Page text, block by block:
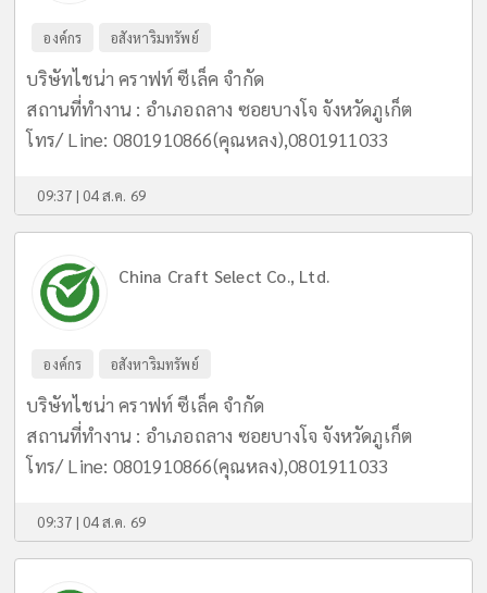
องค์กร อสังหาริมทรัพย์
บริษัทไชน่า คราฟท์ ซีเล็ค จำกัด
สถานที่ทำงาน : อำเภอถลาง ซอยบางโจ จังหวัดภูเก็ต
โทร/ Line: 0801910866(คุณหลง),0801911033
09:37 | 04 ส.ค. 69
China Craft Select Co., Ltd.
องค์กร อสังหาริมทรัพย์
บริษัทไชน่า คราฟท์ ซีเล็ค จำกัด
สถานที่ทำงาน : อำเภอถลาง ซอยบางโจ จังหวัดภูเก็ต
โทร/ Line: 0801910866(คุณหลง),0801911033
09:37 | 04 ส.ค. 69